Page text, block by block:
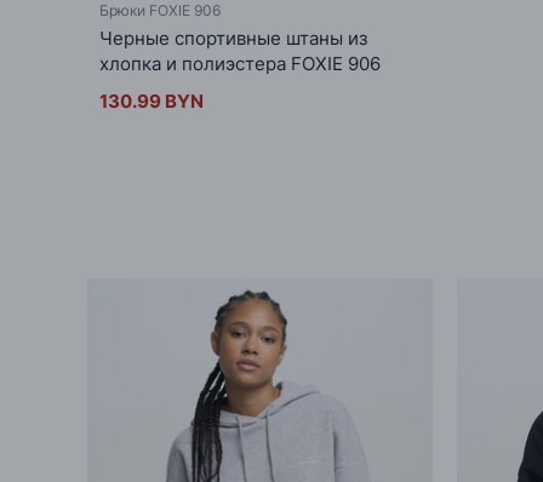
Брюки FOXIE 906
Черные спортивные штаны из
хлопка и полиэстера FOXIE 906
130.99 BYN